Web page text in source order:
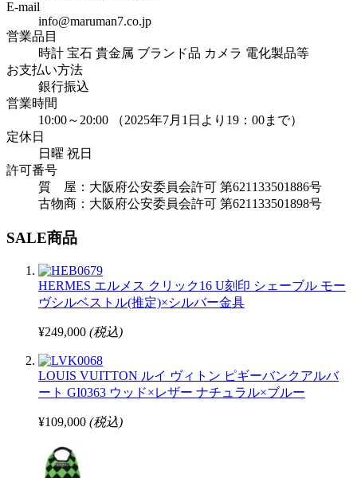
E-mail
info@maruman7.co.jp
営業品目
時計 宝石 貴金属 ブランド品 カメラ 電化製品等
お支払い方法
銀行振込
営業時間
10:00～20:00 （2025年7月1日より19：00まで）
定休日
日曜 祝日
許可番号
質 屋：大阪府公安委員会許可 第621133501886号
古物商：大阪府公安委員会許可 第621133501898号
SALE商品
HERMES エルメス クリック16 U刻印 シェーブル モー
ヴシルベストル(推定)×シルバー金具
¥249,000 (税込)
LOUIS VUITTON ルイ ヴィトン ピギーバンクアルバ
ート GI0363 ウッド×レザー ナチュラル×ブルー
¥109,000 (税込)